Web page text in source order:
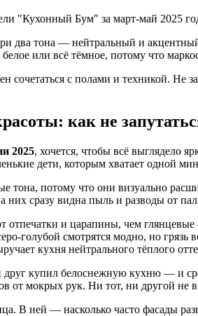
"Кухонный Бум" за март-май 2025
два тона — нейтральный и
или всё тёмное, потому что
сочетаться с полами и техникой. Не
как не
2025, хочется, чтобы всё выглядело
дети, которым хватает одной
тона, потому что они визуально
них сразу видна пыль и разводы от
и царапины, чем
голубой смотрятся модно, но грязь
кухня нейтрального тёплого
купил белоснежную кухню — и
от мокрых рук. Ни тот, ни другой не в
В ней — насколько часто фасады